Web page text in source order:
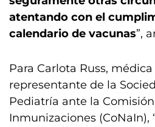
atentando con el
calendario de vacunas”,
Para Carlota Russ,
representante de la
Pediatría ante la
Inmunizaciones (CoNaIn),